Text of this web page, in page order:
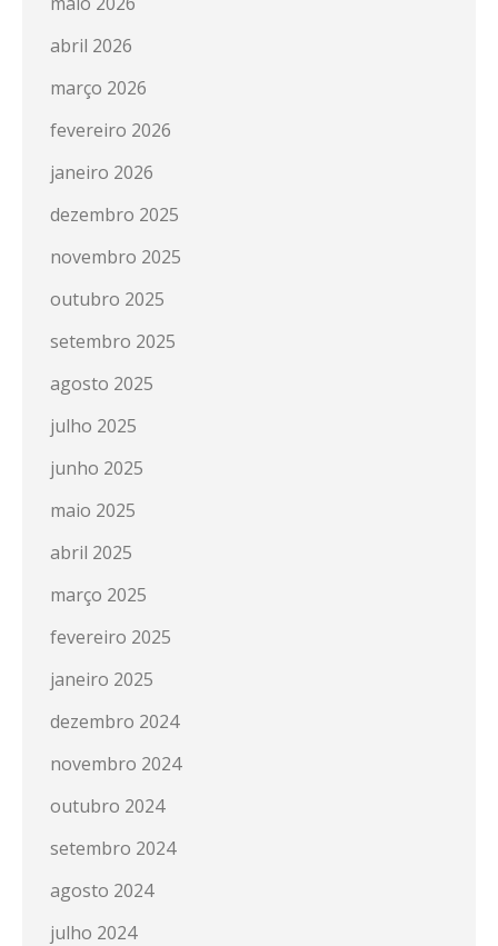
abril 2026
março 2026
fevereiro 2026
janeiro 2026
dezembro 2025
novembro 2025
outubro 2025
setembro 2025
agosto 2025
julho 2025
junho 2025
maio 2025
abril 2025
março 2025
fevereiro 2025
janeiro 2025
dezembro 2024
novembro 2024
outubro 2024
setembro 2024
agosto 2024
julho 2024